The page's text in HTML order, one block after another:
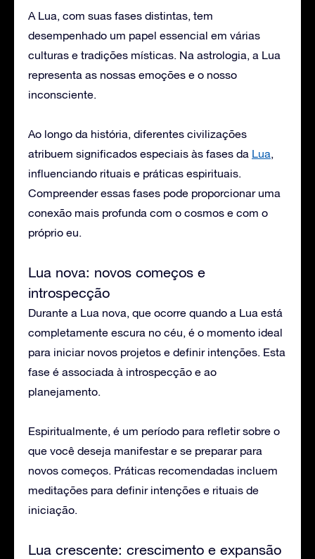
A Lua, com suas fases distintas, tem
desempenhado um papel essencial em várias
culturas e tradições místicas. Na astrologia, a Lua
representa as nossas emoções e o nosso
inconsciente.
Ao longo da história, diferentes civilizações
atribuem significados especiais às fases da Lua,
influenciando rituais e práticas espirituais.
Compreender essas fases pode proporcionar uma
conexão mais profunda com o cosmos e com o
próprio eu.
Lua nova: novos começos e
introspecção
Durante a Lua nova, que ocorre quando a Lua está
completamente escura no céu, é o momento ideal
para iniciar novos projetos e definir intenções. Esta
fase é associada à introspecção e ao
planejamento.
Espiritualmente, é um período para refletir sobre o
que você deseja manifestar e se preparar para
novos começos. Práticas recomendadas incluem
meditações para definir intenções e rituais de
iniciação.
Lua crescente: crescimento e expansão